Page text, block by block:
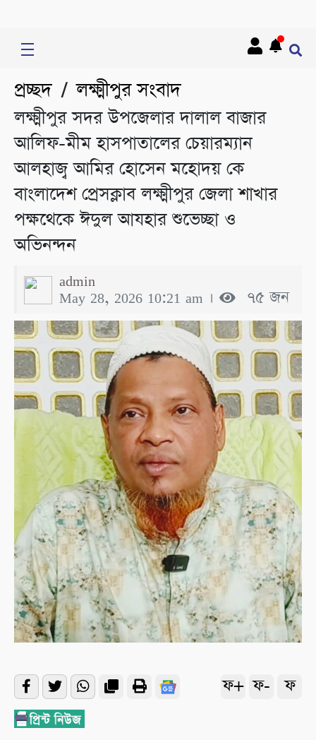
প্রচ্ছদ/লক্ষ্মীপুর সংবাদ
লক্ষ্মীপুর সদর উপজেলার দালাল বাজার
আলিফ-মীম হাসপাতালের চেয়ারম্যান
আলহাজ্ব আমির হোসেন মহোদয় কে
বাংলাদেশ প্রেসক্লাব লক্ষ্মীপুর জেলা শাখার
পক্ষথেকে ঈদুল আযহার শুভেচ্ছা ও
অভিনন্দন
admin
May 28, 2026 10:21 am । ৭৫ জন
ফ+ ফ- ফ